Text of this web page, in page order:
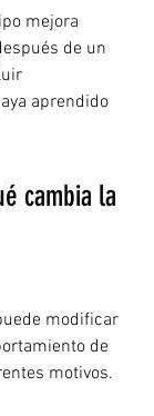
mejora
de un
aprendido
cambia la
modificar
de
motivos.